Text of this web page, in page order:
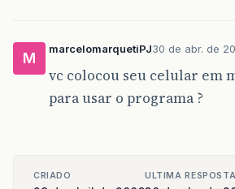
M
marcelomarquetiPJ30 de abr. de
vc colocou seu celular em
para usar o programa ?
CRIADO ULTIMA RESPOSTA